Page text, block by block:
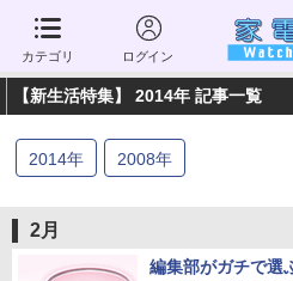
カテゴリ ログイン
【新生活特集】 2014年 記事一覧
2014年 2008年
2月
編集部がガチで選